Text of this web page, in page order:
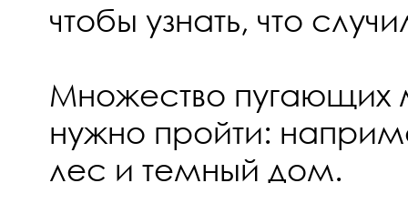
чтобы узнать, что
Множество пугающих
нужно пройти:
лес и темный дом.